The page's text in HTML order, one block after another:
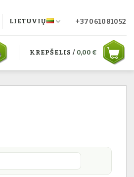
LIETUVIŲ +37061081052
KREPŠELIS / 0,00 €